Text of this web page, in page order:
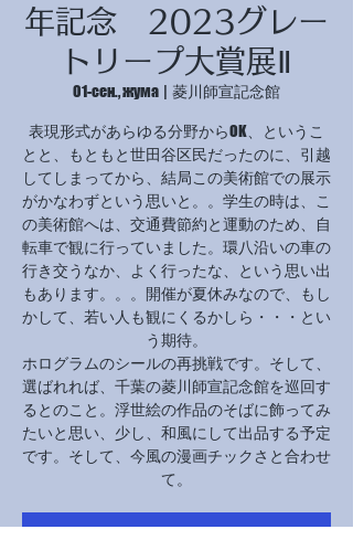
© Copyright
年記念 2023グレー
トリープ大賞展Ⅱ
01-сен., жума
  |
菱川師宣記念館
表現形式があらゆる分野からOK、というこ
とと、もともと世田谷区民だったのに、引越
してしまってから、結局この美術館での展示
がかなわずという思いと。。学生の時は、こ
の美術館へは、交通費節約と運動のため、自
転車で観に行っていました。環八沿いの車の
行き交うなか、よく行ったな、という思い出
もあります。。。開催が夏休みなので、もし
かして、若い人も観にくるかしら・・・とい
う期待。
ホログラムのシールの再挑戦です。そして、
選ばれれば、千葉の菱川師宣記念館を巡回す
るとのこと。浮世絵の作品のそばに飾ってみ
たいと思い、少し、和風にして出品する予定
です。そして、今風の漫画チックさと合わせ